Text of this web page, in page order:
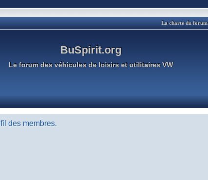
La charte du forum
BuSpirit.org
Le forum des véhicules de loisirs et utilitaires VW
des membres.